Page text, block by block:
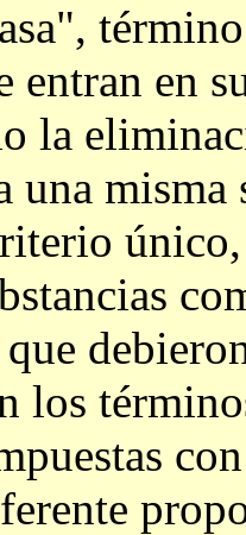
entran en
la
una
los